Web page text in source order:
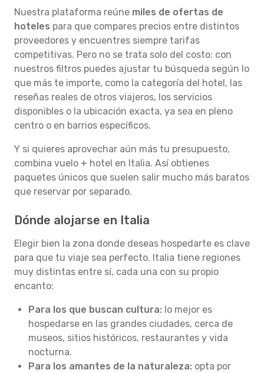
Nuestra plataforma reúne miles de ofertas de
hoteles para que compares precios entre distintos
proveedores y encuentres siempre tarifas
competitivas. Pero no se trata solo del costo: con
nuestros filtros puedes ajustar tu búsqueda según lo
que más te importe, como la categoría del hotel, las
reseñas reales de otros viajeros, los servicios
disponibles o la ubicación exacta, ya sea en pleno
centro o en barrios específicos.
Y si quieres aprovechar aún más tu presupuesto,
combina vuelo + hotel en Italia. Así obtienes
paquetes únicos que suelen salir mucho más baratos
que reservar por separado.
Dónde alojarse en Italia
Elegir bien la zona donde deseas hospedarte es clave
para que tu viaje sea perfecto. Italia tiene regiones
muy distintas entre sí, cada una con su propio
encanto:
Para los que buscan cultura: lo mejor es
hospedarse en las grandes ciudades, cerca de
museos, sitios históricos, restaurantes y vida
nocturna.
Para los amantes de la naturaleza: opta por